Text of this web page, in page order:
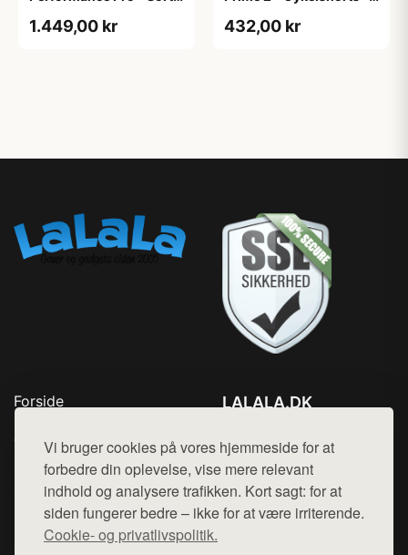
Vi bruger cookies på vores hjemmeside for at
forbedre din oplevelse, vise mere relevant
indhold og analysere trafikken. Kort sagt: for at
siden fungerer bedre – ikke for at være irriterende.
Cookie- og privatlivspolitik.
1.449,00 kr
2XL
432,00 kr
Forside
Top Rabatter
Blog
Kontakt
LALALA.DK
Mail: hej@want.dk
Cookie- og privatlivspolitik